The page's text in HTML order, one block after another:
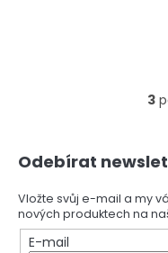
3
Odebírat
Vložte svůj e-mail a my
nových produktech na
E-mail